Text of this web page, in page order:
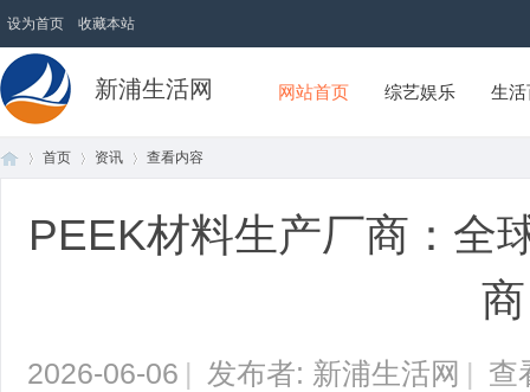
设为首页 收藏本站
新浦生活网 网站首页 综艺娱乐 生
首页 资讯 查看内容
PEEK材料生产厂商：全
商
2026-06-06 | 发布者: 新浦生活网 | 查